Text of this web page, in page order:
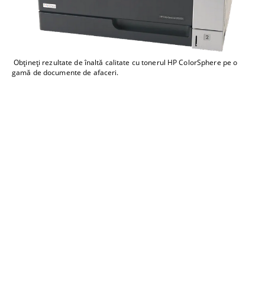
Obţineţi rezultate de înaltă calitate cu tonerul HP ColorSphere pe o
gamă de documente de afaceri.